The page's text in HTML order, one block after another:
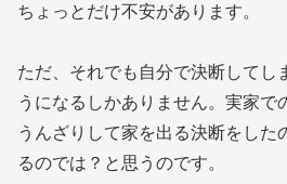
ちょっとだけ不安があります。
ただ、それでも自分で決断してし
うになるしかありません。実家で
うんざりして家を出る決断をした
るのでは？と思うのです。